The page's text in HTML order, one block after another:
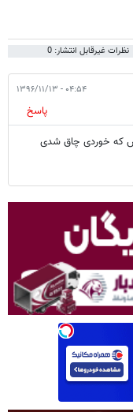
نظرات غیرقابل انتشار: 0
۰۴:۵۴ - ۱۳۹۶/۱۱/۱۳
پاسخ
که خوردی چاق شدی